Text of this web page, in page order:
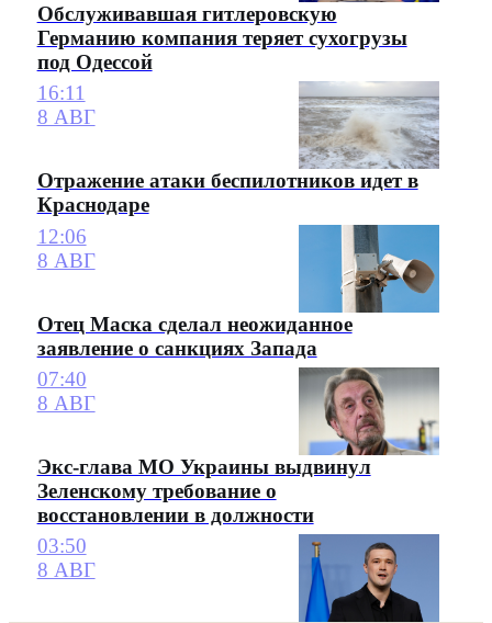
Обслуживавшая гитлеровскую
Германию компания теряет сухогрузы
под Одессой
16:11
8 АВГ
Отражение атаки беспилотников идет в
Краснодаре
12:06
8 АВГ
Отец Маска сделал неожиданное
заявление о санкциях Запада
07:40
8 АВГ
Экс-глава МО Украины выдвинул
Зеленскому требование о
восстановлении в должности
03:50
8 АВГ